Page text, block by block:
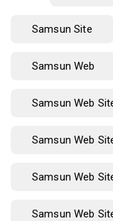
Samsun Site
Samsun Web
Samsun Web
Samsun Web
Samsun Web
Samsun Web